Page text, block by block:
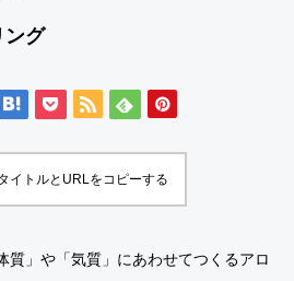
ング
イトルとURLをコピーする
質」や「気質」にあわせてつくるアロ